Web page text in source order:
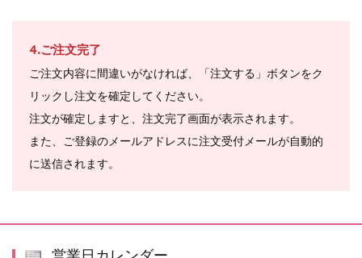
4.ご注文完了
ご注文内容に間違いがなければ、「注文する」ボタンをク
リックし注文を確定してください。
注文が確定しますと、注文完了画面が表示されます。
また、ご登録のメールアドレスに注文受付メールが自動的
に送信されます。